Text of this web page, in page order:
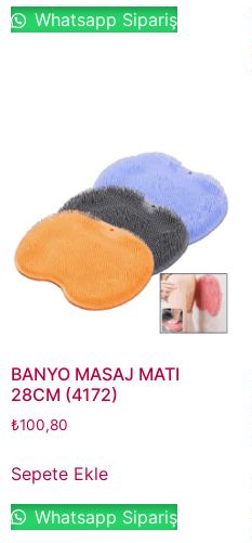
Whatsapp Sipariş
BANYO MASAJ MATI
28CM (4172)
₺100,80
Sepete Ekle
Whatsapp Sipariş